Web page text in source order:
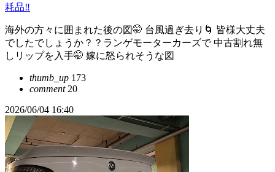
耗品‼️
海外の方々に囲まれた後の図🤭 台風過ぎ去り🌀 皆様大丈夫
でしたでしょうか？？ランゲモーターカーズで 中古割れ無
しリップを入手🤭 嫁に怒られそうな図
thumb_up 173
comment20
2026/06/04 16:40